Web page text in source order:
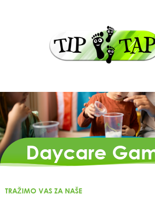
Daycare
TRAŽIMO VAS ZA NAŠE